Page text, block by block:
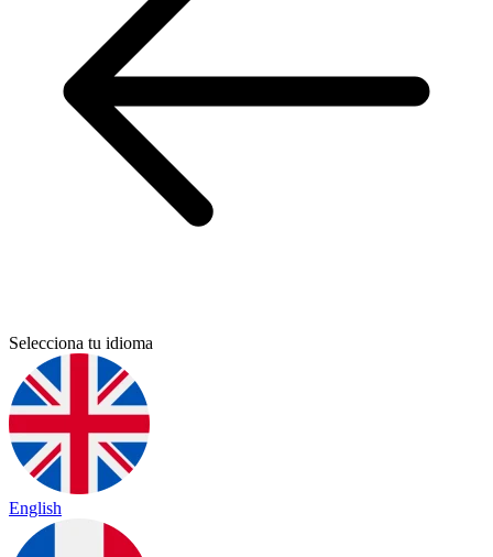
Selecciona tu idioma
English